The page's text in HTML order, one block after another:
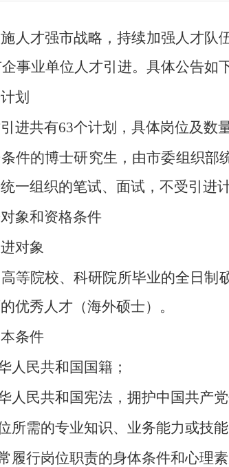
人才强市战略，持续加强人才队
事业单位人才引进。具体公告如
划
进共有63个计划，具体岗位及数
件的博士研究生，由市委组织部
一组织的笔试、面试，不受引进计
象和资格条件
进对象
等院校、科研院所毕业的全日制
优秀人才（海外硕士）。
本条件
人民共和国国籍；
人民共和国宪法，拥护中国共产
所需的专业知识、业务能力或技能
履行岗位职责的身体条件和心理素